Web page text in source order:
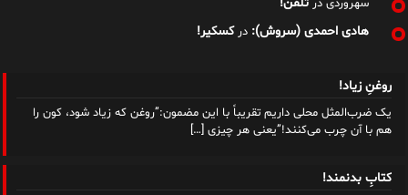
سهروردی در تلفن!
هادی احمدی (سروش): درکسکیر!
روغنِ زیاد!
یک ضرب‌المثل محلی داریم تقریباً با این مضمون:”روغن که زیاد شود، کون را
هم با آن چرب می‌کنند!”یعنی هر چیزی […]
کتابِ بدنمند!